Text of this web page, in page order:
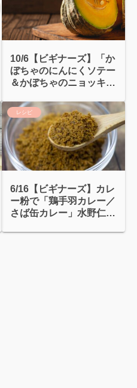
10/6【ビギナーズ】「か
ぼちゃのにんにくソテー
＆かぼちゃのニョッキ」
レシピ
6/16【ビギナーズ】カレ
ー粉で「鶏手羽カレー／
さば缶カレー」水野仁輔